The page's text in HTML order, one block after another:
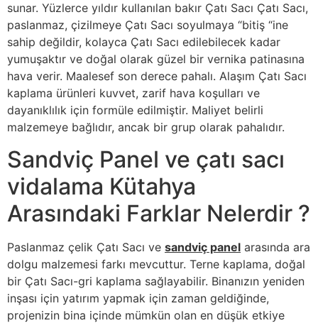
sunar. Yüzlerce yıldır kullanılan bakır Çatı Sacı Çatı Sacı,
paslanmaz, çizilmeye Çatı Sacı soyulmaya “bitiş “ine
sahip değildir, kolayca Çatı Sacı edilebilecek kadar
yumuşaktır ve doğal olarak güzel bir vernika patinasına
hava verir. Maalesef son derece pahalı. Alaşım Çatı Sacı
kaplama ürünleri kuvvet, zarif hava koşulları ve
dayanıklılık için formüle edilmiştir. Maliyet belirli
malzemeye bağlıdır, ancak bir grup olarak pahalıdır.
Sandviç Panel ve çatı sacı
vidalama Kütahya
Arasındaki Farklar Nelerdir ?
Paslanmaz çelik Çatı Sacı ve sandviç panel arasında ara
dolgu malzemesi farkı mevcuttur. Terne kaplama, doğal
bir Çatı Sacı-gri kaplama sağlayabilir. Binanızın yeniden
inşası için yatırım yapmak için zaman geldiğinde,
projenizin bina içinde mümkün olan en düşük etkiye